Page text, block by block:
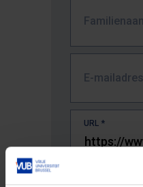
E-mailadres
URL *
De volledige URL